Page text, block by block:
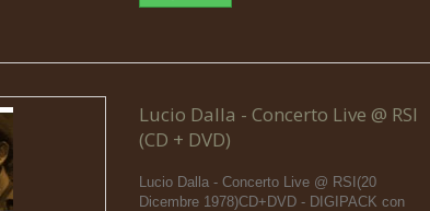
Lucio Dalla - Concerto Live @ RSI
(CD + DVD)
Lucio Dalla - Concerto Live @ RSI(20
Dicembre 1978)CD+DVD - DIGIPACK con